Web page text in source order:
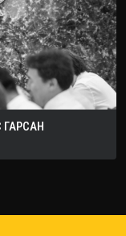
ГАРСАН